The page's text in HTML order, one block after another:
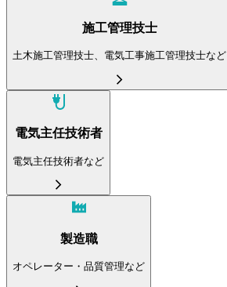
施工管理技士
土木施工管理技士、電気工事施工管理技士など
電気主任技術者
電気主任技術者など
製造職
オペレーター・品質管理など